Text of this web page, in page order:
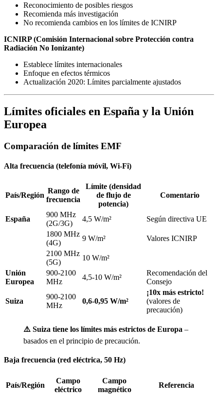
Reconocimiento de posibles riesgos
Recomienda más investigación
No recomienda cambios en los límites de ICNIRP
ICNIRP (Comisión Internacional sobre Protección contra
Radiación No Ionizante)
Establece límites internacionales
Enfoque en efectos térmicos
Actualización 2020: Límites parcialmente ajustados
Límites oficiales en España y la Unión
Europea
Comparación de límites EMF
Alta frecuencia (telefonía móvil, Wi-Fi)
País/Región
Rango de
frecuencia
Límite (densidad
de flujo de
potencia)
Comentario
España
900 MHz
(2G/3G)
4,5 W/m²
Según directiva UE
1800 MHz
(4G)
9 W/m²
Valores ICNIRP
2100 MHz
(5G)
10 W/m²
Unión
Europea
900-2100
MHz
4,5-10 W/m²
Recomendación del
Consejo
Suiza
900-2100
MHz
0,6-0,95 W/m²
¡10x más estricto!
(valores de
precaución)
⚠️ Suiza tiene los límites más estrictos de Europa –
basados en el principio de precaución.
Baja frecuencia (red eléctrica, 50 Hz)
País/Región
Campo
eléctrico
Campo
magnético
Referencia